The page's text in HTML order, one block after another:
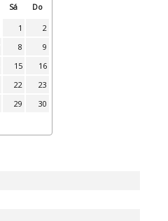
Sá Do
1
2
8
9
15
16
22
23
29
30